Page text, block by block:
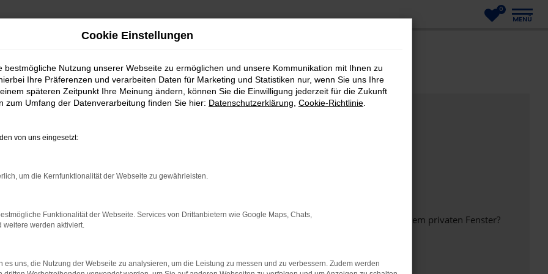
0
MENÜ
bestimmter Seiten verhindern. Funktioniert die Seite in einem anderen Browser oder in einem privaten Fenster?
beheben.
auf dem neuesten Stand sind.
Cookie Einstellungen
bestmögliche Nutzung unserer Webseite zu ermöglichen und unsere Kommunikation mit Ihnen zu
Ihre Präferenzen und verarbeiten Daten für Marketing und Statistiken nur, wenn Sie uns Ihre
späteren Zeitpunkt Ihre Meinung ändern, können Sie die Einwilligung jederzeit für die Zukunft
zum Umfang der Datenverarbeitung finden Sie hier: Datenschutzerklärung Cookie-Richtlinie
von uns eingesetzt:
um die Kernfunktionalität der Webseite zu gewährleisten.
Funktionalität der Webseite. Services von Drittanbietern wie Google Maps, Chats,
weitere werden aktiviert.
es uns, die Nutzung der Webseite zu analysieren, um die Leistung zu messen und zu verbessern. Zudem werden